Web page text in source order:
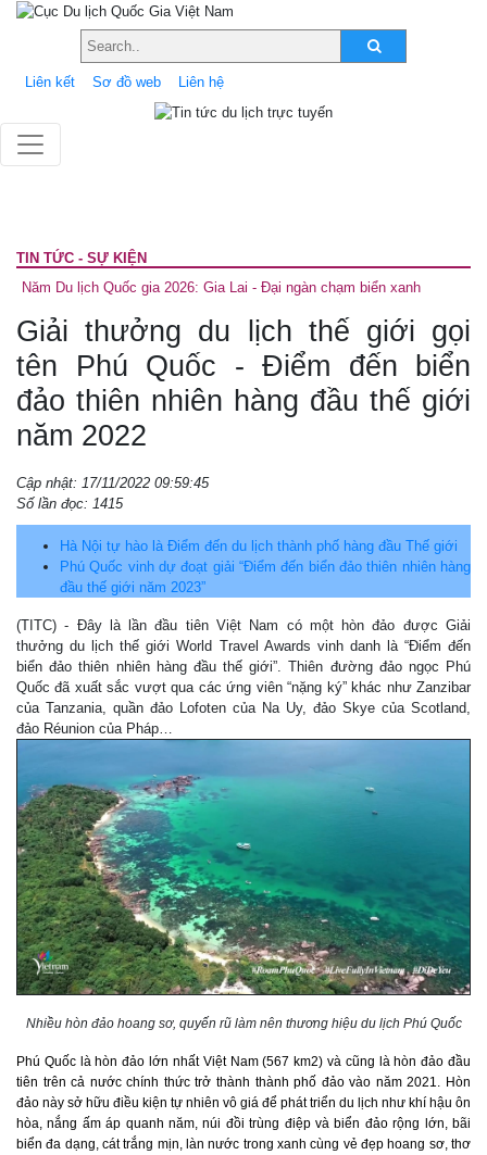
Liên kết Sơ đồ web Liên hệ
TIN TỨC - SỰ KIỆN
Năm Du lịch Quốc gia 2026: Gia Lai - Đại ngàn chạm biển xanh
Giải thưởng du lịch thế giới gọi
tên Phú Quốc - Điểm đến biển
đảo thiên nhiên hàng đầu thế giới
năm 2022
Cập nhật: 17/11/2022 09:59:45
Số lần đọc: 1415
Hà Nội tự hào là Điểm đến du lịch thành phố hàng đầu Thế giới
Phú Quốc vinh dự đoạt giải “Điểm đến biển đảo thiên nhiên hàng
đầu thế giới năm 2023”
(TITC) - Đây là lần đầu tiên Việt Nam có một hòn đảo được Giải
thưởng du lịch thế giới World Travel Awards vinh danh là “Điểm đến
biển đảo thiên nhiên hàng đầu thế giới”. Thiên đường đảo ngọc Phú
Quốc đã xuất sắc vượt qua các ứng viên “nặng ký” khác như Zanzibar
của Tanzania, quần đảo Lofoten của Na Uy, đảo Skye của Scotland,
đảo Réunion của Pháp…
Nhiều hòn đảo hoang sơ, quyến rũ làm nên thương hiệu du lịch Phú Quốc
Phú Quốc là hòn đảo lớn nhất Việt Nam (567 km2) và cũng là hòn đảo đầu
tiên trên cả nước chính thức trở thành thành phố đảo vào năm 2021. Hòn
đảo này sở hữu điều kiện tự nhiên vô giá để phát triển du lịch như khí hậu ôn
hòa, nắng ấm áp quanh năm, núi đồi trùng điệp và biển đảo rộng lớn, bãi
biển đa dạng, cát trắng mịn, làn nước trong xanh cùng vẻ đẹp hoang sơ, thơ